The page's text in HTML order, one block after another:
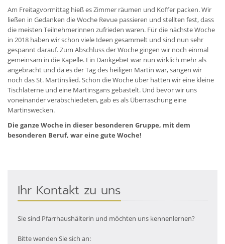
Am Freitagvormittag hieß es Zimmer räumen und Koffer packen. Wir
ließen in Gedanken die Woche Revue passieren und stellten fest, dass
die meisten Teilnehmerinnen zufrieden waren. Für die nächste Woche
in 2018 haben wir schon viele Ideen gesammelt und sind nun sehr
gespannt darauf. Zum Abschluss der Woche gingen wir noch einmal
gemeinsam in die Kapelle. Ein Dankgebet war nun wirklich mehr als
angebracht und da es der Tag des heiligen Martin war, sangen wir
noch das St. Martinslied. Schon die Woche über hatten wir eine kleine
Tischlaterne und eine Martinsgans gebastelt. Und bevor wir uns
voneinander verabschiedeten, gab es als Überraschung eine
Martinswecken.
Die ganze Woche in dieser besonderen Gruppe, mit dem
besonderen Beruf, war eine gute Woche!
Ihr Kontakt zu uns
Sie sind Pfarrhaushälterin und möchten uns kennenlernen?
Bitte wenden Sie sich an: